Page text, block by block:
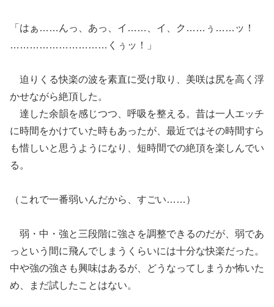
「はぁ……んっ、あっ、イ……、イ、ク……ぅ……ッ！
…………………………くぅッ！」
迫りくる快楽の波を素直に受け取り、美咲は尻を高く浮
かせながら絶頂した。
達した余韻を感じつつ、呼吸を整える。昔は一人エッチ
に時間をかけていた時もあったが、最近ではその時間すら
も惜しいと思うようになり、短時間での絶頂を楽しんでい
る。
（これで一番弱いんだから、すごい……）
弱・中・強と三段階に強さを調整できるのだが、弱であ
っという間に飛んでしまうくらいには十分な快楽だった。
中や強の強さも興味はあるが、どうなってしまうか怖いた
め、まだ試したことはない。